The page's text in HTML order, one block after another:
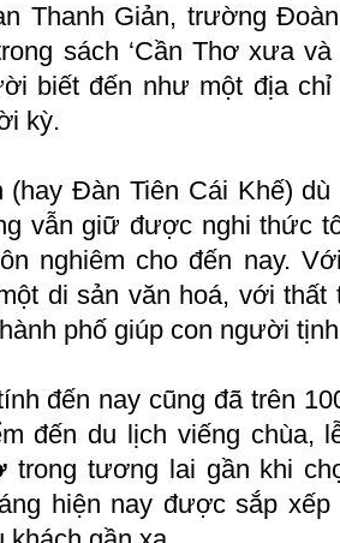
Thanh Giản, trường
sách ‘Cần Thơ xưa và
biết đến như một địa
kỳ.
(hay Đàn Tiên Cái Khế)
vẫn giữ được nghi thức
nghiêm cho đến nay.
di sản văn hoá, với thất
phố giúp con người
đến nay cũng đã trên
đến du lịch viếng chùa,
trong tương lai gần khi
hiện nay được sắp